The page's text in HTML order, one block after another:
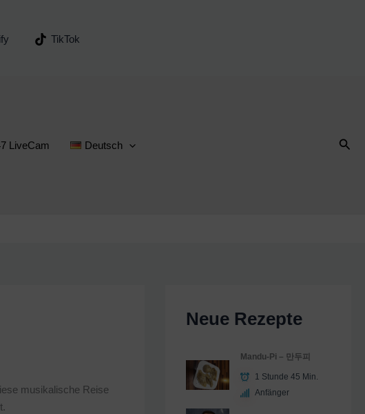
TikTok
LiveCam Deutsch
musikalische Reise
Neue Rezepte
Mandu-Pi – 만두피
1 Stunde 45 Min.
Anfänger